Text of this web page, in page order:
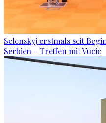
Selenskyj erstmals seit
Serbien – Treffen mit Vucic